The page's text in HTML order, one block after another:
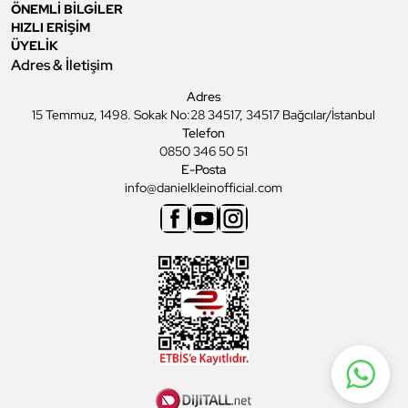
ÖNEMLİ BİLGİLER
HIZLI ERİŞİM
ÜYELİK
Adres & İletişim
Adres
15 Temmuz, 1498. Sokak No:28 34517, 34517 Bağcılar/İstanbul
Telefon
0850 346 50 51
E-Posta
info@danielkleinofficial.com
Facebook
YoutubeInstagram